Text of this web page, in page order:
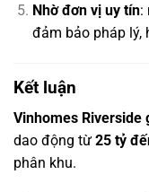
Nhờ đơn vị uy tín:
đảm bảo pháp lý,
Kết luận
Vinhomes Riverside
dao động từ 25 tỷ
phân khu.